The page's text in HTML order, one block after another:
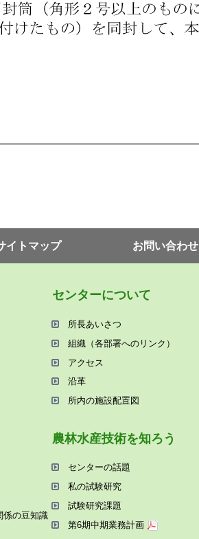
イトマップ お問い合わせ
係の⾖知識
センターについて
所⻑あいさつ
組織（各部署へのリンク）
アクセス
沿⾰
所内の施設配置図
農林⽔産技術を知ろう
センターの話題
私の試験研究
試験研究課題
第6期中期業務計画